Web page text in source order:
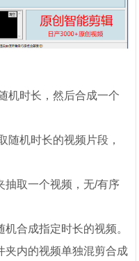
机时长，然后合成一个
随机时长的视频片段，
抽取一个视频，无/有序
合成指定时长的视频。
夹内的视频单独混剪合成